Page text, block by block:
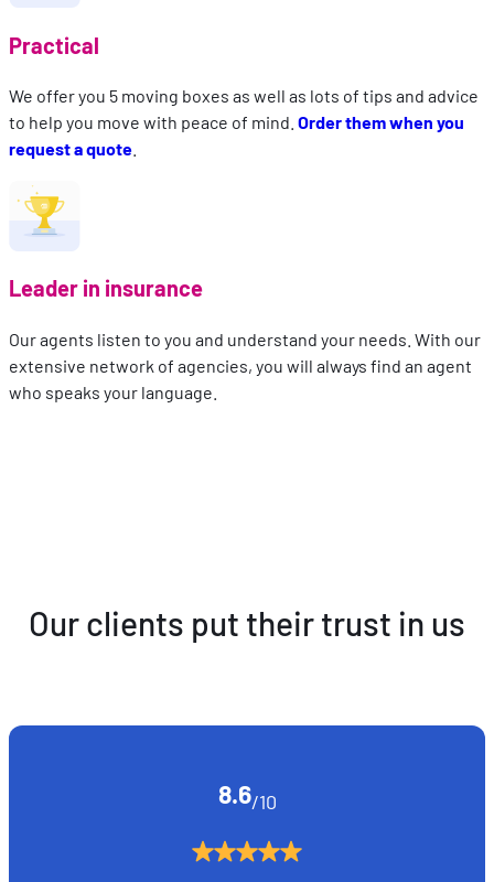
Practical
We offer you 5 moving boxes as well as lots of tips and advice
to help you move with peace of mind. Order themwhen you
request a quote
Leader in insurance
Our agents listen to you and understand your needs. With our
extensive network of agencies, you will always find an agent
who speaks your language.
Our clients put their trust in us
8.6/10